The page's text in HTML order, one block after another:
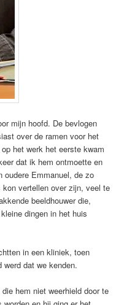
mijn hoofd. De bevlogen
over de ramen voor het
het werk het eerste kwam
dat ik hem ontmoette en
oudere Emmanuel, de zo
vertellen over zijn, veel te
beeldhouwer die,
dingen in het huis
in een kliniek, toen
dat we kenden.
hem niet weerhield door te